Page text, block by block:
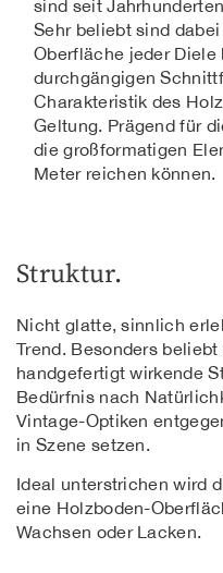
sind seit
Sehr beliebt sind
Oberfläche jeder Diele
durchgängigen
Charakteristik des
Geltung. Prägend für
die großformatigen
Meter reichen können.
Struktur.
Nicht glatte, sinnlich
Trend. Besonders
handgefertigt wirkende
Bedürfnis nach
Vintage-Optiken
in Szene setzen.
Ideal unterstrichen wird
eine Holzboden-
Wachsen oder Lacken.